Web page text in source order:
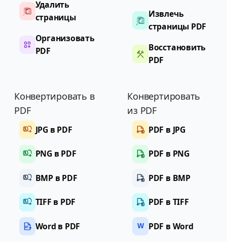
Удалить
страницы
Организовать
PDF
Извлечь
страницы PDF
Восстановить
PDF
Конвертировать в
PDF
JPG в PDF
PNG в PDF
BMP в PDF
TIFF в PDF
Word в PDF
Конвертировать
из PDF
PDF в JPG
PDF в PNG
PDF в BMP
PDF в TIFF
W PDF в Word